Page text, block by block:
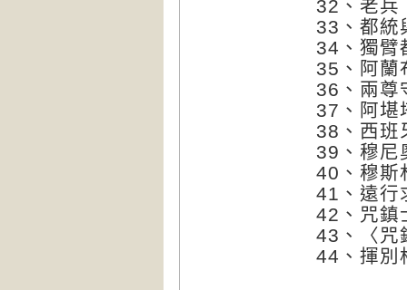
32、老兵
33、都統
34、獨臂
35、阿蘭
36、兩尊
37、阿堪
38、西班
39、穆尼
40、穆斯
41、遠行
42、咒鎮
43、〈咒
44、揮別